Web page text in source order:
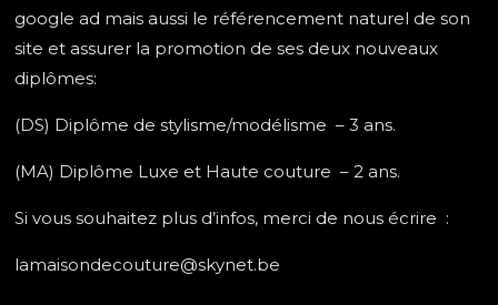
google ad mais aussi le référencement naturel de son
site et assurer la promotion de ses deux nouveaux
diplômes:
(DS) Diplôme de stylisme/modélisme – 3 ans.
(MA) Diplôme Luxe et Haute couture – 2 ans.
Si vous souhaitez plus d’infos, merci de nous écrire :
lamaisondecouture@skynet.be